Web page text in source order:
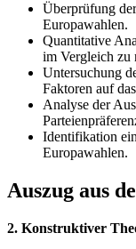
Überprüfung
Europawahlen.
Quantitative
im Vergleich zu
Untersuchung
Faktoren auf
Analyse der
Identifikation
Europawahlen.
Auszug aus
2. Konstruktiver